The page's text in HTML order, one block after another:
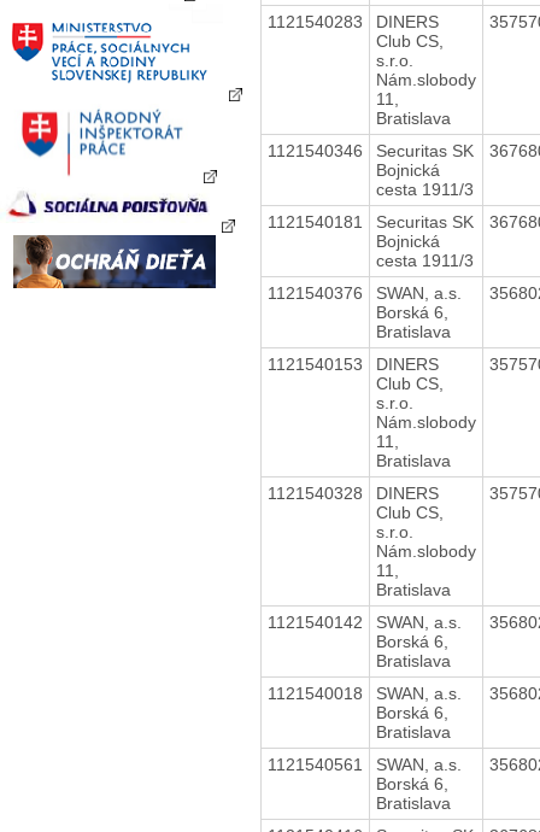
1121540283
DINERS
Club CS,
s.r.o.
Nám.slobody
11,
Bratislava
1121540346
Securitas SK
Bojnická
cesta 1911/3
1121540181
Securitas SK
Bojnická
cesta 1911/3
1121540376
SWAN, a.s.
Borská 6,
Bratislava
1121540153
DINERS
Club CS,
s.r.o.
Nám.slobody
11,
Bratislava
1121540328
DINERS
Club CS,
s.r.o.
Nám.slobody
11,
Bratislava
1121540142
SWAN, a.s.
Borská 6,
Bratislava
1121540018
SWAN, a.s.
Borská 6,
Bratislava
1121540561
SWAN, a.s.
Borská 6,
Bratislava